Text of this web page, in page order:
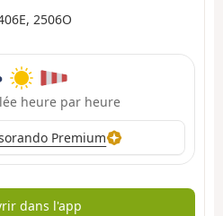
2506O
heure par heure
Premium
dans l'app